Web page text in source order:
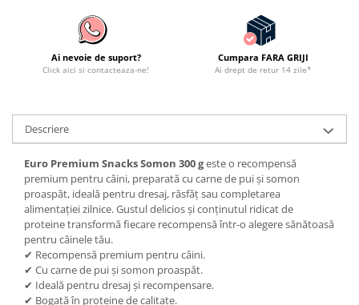
Ai nevoie de suport?
Click aici si contacteaza-ne!
Cumpara FARA GRIJI
Ai drept de retur 14 zile*
Descriere
Euro Premium Snacks Somon 300 geste o recompensă
premium pentru câini, preparată cu carne de pui și somon
proaspăt, ideală pentru dresaj, răsfăț sau completarea
alimentației zilnice. Gustul delicios și conținutul ridicat de
proteine transformă fiecare recompensă într-o alegere sănătoasă
pentru câinele tău.
✔ Recompensă premium pentru câini.
✔ Cu carne de pui și somon proaspăt.
✔ Ideală pentru dresaj și recompensare.
✔ Bogată în proteine de calitate.